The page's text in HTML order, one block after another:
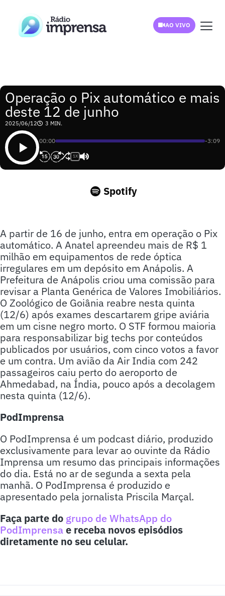
AO VIVO
Operação o Pix automático e mais
deste 12 de junho
2025/06/12 3 MIN.
00:00 -3:09
1X
Spotify
A partir de 16 de junho, entra em operação o Pix
automático. A Anatel apreendeu mais de R$ 1
milhão em equipamentos de rede óptica
irregulares em um depósito em Anápolis. A
Prefeitura de Anápolis criou uma comissão para
revisar a Planta Genérica de Valores Imobiliários.
O Zoológico de Goiânia reabre nesta quinta
(12/6) após exames descartarem gripe aviária
em um cisne negro morto. O STF formou maioria
para responsabilizar big techs por conteúdos
publicados por usuários, com cinco votos a favor
e um contra. Um avião da Air India com 242
passageiros caiu perto do aeroporto de
Ahmedabad, na Índia, pouco após a decolagem
nesta quinta (12/6).
PodImprensa
O PodImprensa é um podcast diário, produzido
exclusivamente para levar ao ouvinte da Rádio
Imprensa um resumo das principais informações
do dia. Está no ar de segunda a sexta pela
manhã. O PodImprensa é produzido e
apresentado pela jornalista Priscila Marçal.
Faça parte do grupo de WhatsApp do
PodImprensae receba novos episódios
diretamente no seu celular.